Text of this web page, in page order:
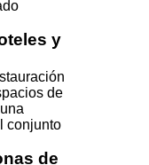
y
de
conjunto
de